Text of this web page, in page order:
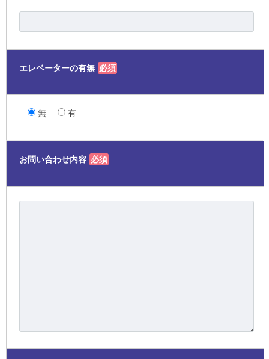
エレベーターの有無 必須
無 有
お問い合わせ内容 必須